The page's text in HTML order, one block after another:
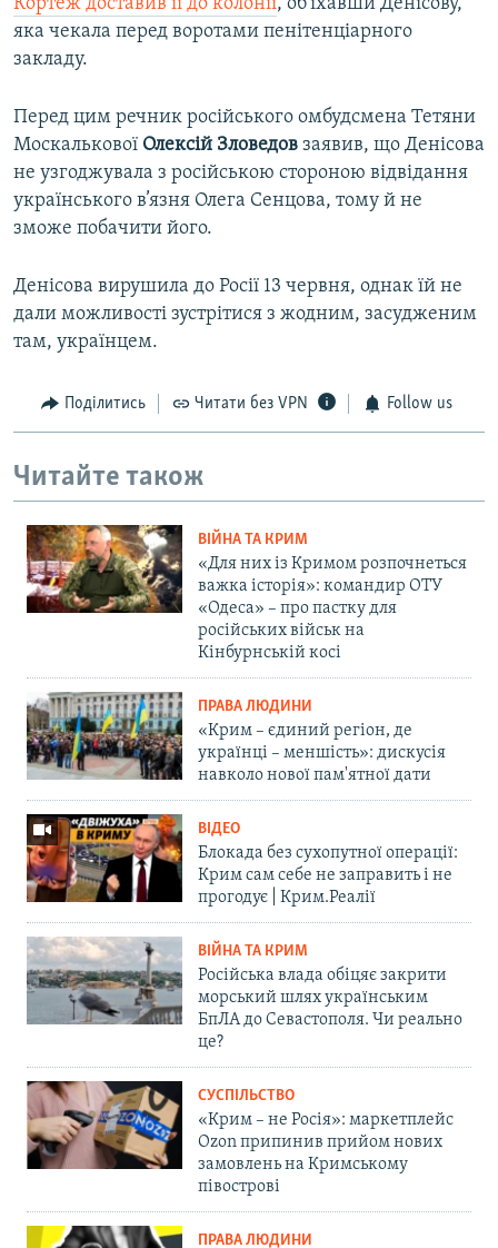
Кортеж доставив її до колонії, об’їхавши Денісову,
яка чекала перед воротами пенітенціарного
закладу.
Перед цим речник російського омбудсмена Тетяни
Москалькової Олексій Зловедов заявив, що Денісова
не узгоджувала з російською стороною відвідання
українського в’язня Олега Сенцова, тому й не
зможе побачити його.
Денісова вирушила до Росії 13 червня, однак їй не
дали можливості зустрітися з жодним, засудженим
там, українцем.
Поділитись Читати без VPN Follow us
Читайте також
ВІЙНА ТА КРИМ
«Для них із Кримом розпочнеться
важка історія»: командир ОТУ
«Одеса» – про пастку для
російських військ на
Кінбурнській косі
ПРАВА ЛЮДИНИ
«Крим – єдиний регіон, де
українці – меншість»: дискусія
навколо нової пам'ятної дати
ВІДЕО
Блокада без сухопутної операції:
Крим сам себе не заправить і не
прогодує | Крим.Реалії
ВІЙНА ТА КРИМ
Російська влада обіцяє закрити
морський шлях українським
БпЛА до Севастополя. Чи реально
це?
СУСПІЛЬСТВО
«Крим – не Росія»: маркетплейс
Ozon припинив прийом нових
замовлень на Кримському
півострові
ПРАВА ЛЮДИНИ